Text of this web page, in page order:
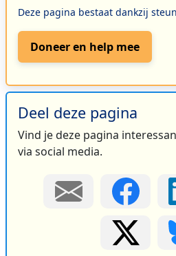
Deze pagina bestaat dankzij
Doneer en help mee
Deel deze pagina
Vind je deze pagina
via social media.